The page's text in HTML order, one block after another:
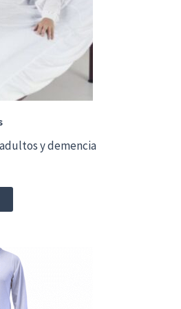
y demencia
€
Este
producto
múltiples
variantes.